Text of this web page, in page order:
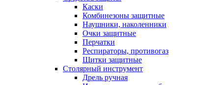
Каски
Комбинезоны защитные
Наушники, наколенники
Очки защитные
Перчатки
Респираторы, противогаз
Щитки защитные
Столярный инструмент
Дрель ручная